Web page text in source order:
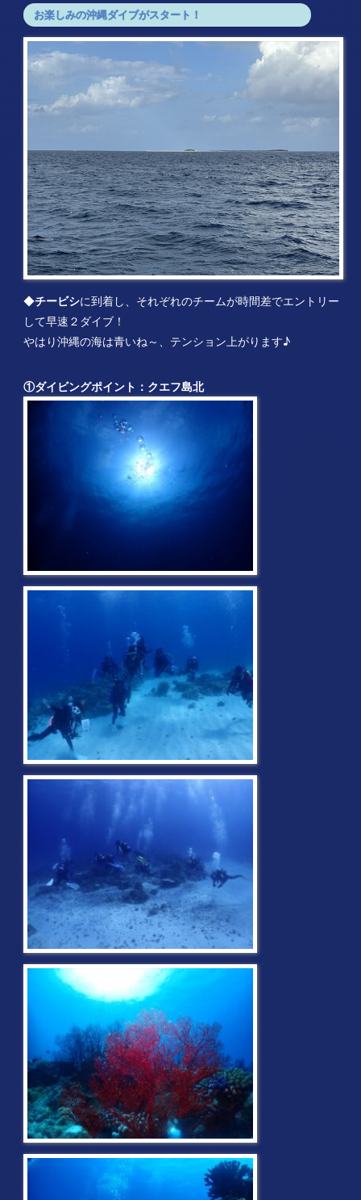
お楽しみの沖縄ダイブがスタート！
◆チービシに到着し、それぞれのチームが時間差でエントリー
して早速２ダイブ！
やはり沖縄の海は青いね～、テンション上がります♪
①ダイビングポイント：クエフ島北